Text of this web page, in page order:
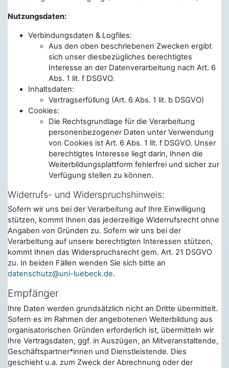
Nutzungsdaten:
Verbindungsdaten & Logfiles:
Aus den oben beschriebenen Zwecken ergibt
sich unser diesbezügliches berechtigtes
Interesse an der Datenverarbeitung nach Art. 6
Abs. 1 lit. f DSGVO.
Inhaltsdaten:
Vertragserfüllung (Art. 6 Abs. 1 lit. b DSGVO)
Cookies:
Die Rechtsgrundlage für die Verarbeitung
personenbezogener Daten unter Verwendung
von Cookies ist Art. 6 Abs. 1 lit. f DSGVO. Unser
berechtigtes Interesse liegt darin, Ihnen die
Weiterbildungsplattform fehlerfrei und sicher zur
Verfügung stellen zu können.
Widerrufs- und Widerspruchshinweis:
Sofern wir uns bei der Verarbeitung auf Ihre Einwilligung
stützen, kommt Ihnen das jederzeitige Widerrufsrecht ohne
Angaben von Gründen zu. Sofern wir uns bei der
Verarbeitung auf unsere berechtigten Interessen stützen,
kommt Ihnen das Widerspruchsrecht gem. Art. 21 DSGVO
zu. In beiden Fällen wenden Sie sich bitte an
datenschutz@uni-luebeck.de.
Empfänger
Ihre Daten werden grundsätzlich nicht an Dritte übermittelt.
Sofern es im Rahmen der angebotenen Weiterbildung aus
organisatorischen Gründen erforderlich ist, übermitteln wir
Ihre Vertragsdaten, ggf. in Auszügen, an Mitveranstaltende,
Geschäftspartner*innen und Dienstleistende. Dies
geschieht u.a. zum Zweck der Abrechnung oder der